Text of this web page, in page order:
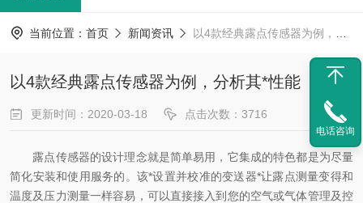
当前位置： 首页 新闻资讯 以4款经典露点传感器为例，分析其*性能
以4款经典露点传感器为例，分析其*性能
更新时间：2020-03-18 点击次数：3716
露点传感器的设计理念就是简单易用，它集成的特色都是为尽量
简化安装和使用服务的。该*设置并校准的变送器*让露点测量变得和
温度及压力测量一样容易，可以直接接入到您的空气或气体管理及控
电话咨询